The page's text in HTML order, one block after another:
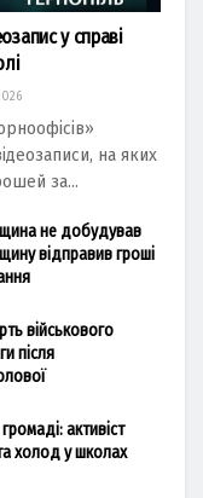
у справі
на яких
за...
не добудував
відправив гроші
військового
після
активіст
холод у школах